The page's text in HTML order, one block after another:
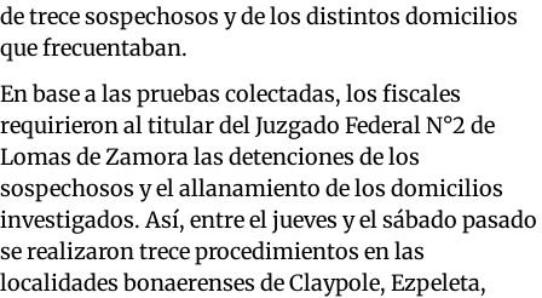
de trece sospechosos y de los distintos domicilios
que frecuentaban.
En base a las pruebas colectadas, los fiscales
requirieron al titular del Juzgado Federal N°2 de
Lomas de Zamora las detenciones de los
sospechosos y el allanamiento de los domicilios
investigados. Así, entre el jueves y el sábado pasado
se realizaron trece procedimientos en las
localidades bonaerenses de Claypole, Ezpeleta,